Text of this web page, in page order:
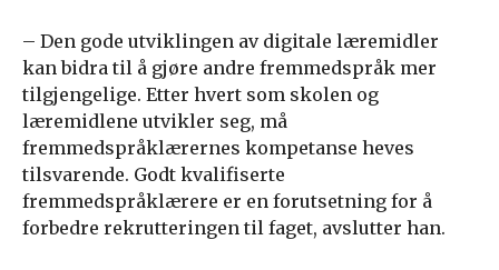
– Den gode utviklingen av digitale læremidler
kan bidra til å gjøre andre fremmedspråk mer
tilgjengelige. Etter hvert som skolen og
læremidlene utvikler seg, må
fremmedspråklærernes kompetanse heves
tilsvarende. Godt kvalifiserte
fremmedspråklærere er en forutsetning for å
forbedre rekrutteringen til faget, avslutter han.